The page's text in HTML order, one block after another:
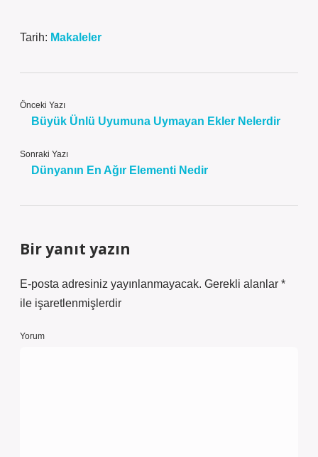
Tarih: Makaleler
Önceki Yazı
Büyük Ünlü Uyumuna Uymayan Ekler Nelerdir
Sonraki Yazı
Dünyanın En Ağır Elementi Nedir
Bir yanıt yazın
E-posta adresiniz yayınlanmayacak. Gerekli alanlar *
ile işaretlenmişlerdir
Yorum